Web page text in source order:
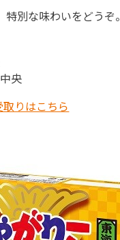
別な味わいをどうぞ。
央
りはこちら